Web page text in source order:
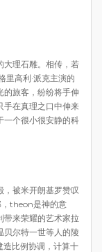
大理石雕。相传，若
里高利·派克主演的
的旅客，纷纷将手伸
手在真理之口中伸来
一个很小很安静的科
，被米开朗基罗赞叹
theon是神的意
带来荣耀的艺术家拉
贝尔特一世等人的陵
造比例协调，计算十